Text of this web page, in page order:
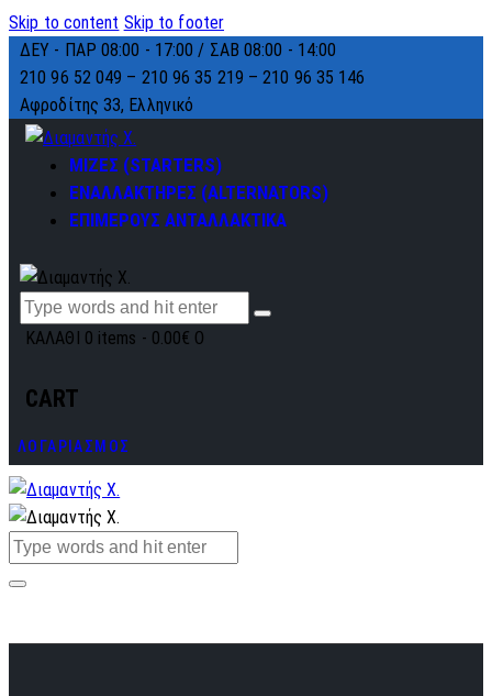
Skip to content Skip to footer
ΔΕΥ - ΠΑΡ 08:00 - 17:00 / ΣΑΒ 08:00 - 14:00
210 96 52 049 – 210 96 35 219 –210 96 35 146
Αφροδίτης 33, Ελληνικό
ΜΙΖΕΣ (STARTERS)
ΕΝΑΛΛΑΚΤΗΡΕΣ (ALTERNATORS)
ΕΠΙΜΕΡΟΥΣ ΑΝΤΑΛΛΑΚΤΙΚΑ
ΚΑΛΑΘΙ 0 items - 0.00€ 0
CART
ΛΟΓΑΡΙΑΣΜΟΣ